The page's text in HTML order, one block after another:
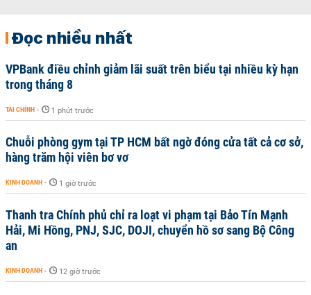
Đọc nhiều nhất
VPBank điều chỉnh giảm lãi suất trên biểu tại nhiều kỳ hạn
trong tháng 8
TÀI CHÍNH - 1 phút trước
Chuỗi phòng gym tại TP HCM bất ngờ đóng cửa tất cả cơ sở,
hàng trăm hội viên bơ vơ
KINH DOANH - 1 giờ trước
Thanh tra Chính phủ chỉ ra loạt vi phạm tại Bảo Tín Mạnh
Hải, Mi Hồng, PNJ, SJC, DOJI, chuyển hồ sơ sang Bộ Công
an
KINH DOANH - 12 giờ trước